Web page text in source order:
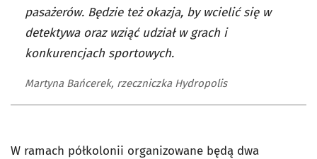
pasażerów. Będzie też okazja, by wcielić się w
detektywa oraz wziąć udział w grach i
konkurencjach sportowych.
Martyna Bańcerek, rzeczniczka Hydropolis
W ramach półkolonii organizowane będą dwa